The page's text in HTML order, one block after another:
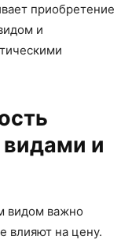
приобретение
и
и
видом важно
влияют на цену.